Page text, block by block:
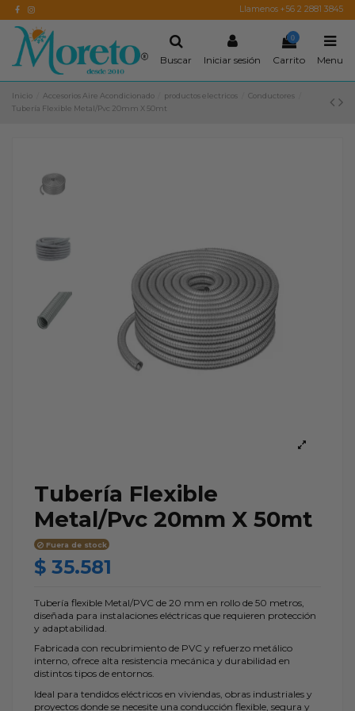
Llamenos +56 2 2881 3845
Buscar Iniciar sesión
0
Carrito Menu
Inicio Accesorios Aire Acondicionado productos electricos
Conductores
Tubería Flexible Metal/Pvc 20mm X 50mt
Tubería Flexible
Metal/Pvc 20mm X 50mt
Fuera de stock
$ 35.581
Tubería flexible Metal/PVC de 20 mm en rollo de 50 metros,
diseñada para instalaciones eléctricas que requieren protección
y adaptabilidad.
Fabricada con recubrimiento de PVC y refuerzo metálico
interno, ofrece alta resistencia mecánica y durabilidad en
distintos tipos de entornos.
Ideal para tendidos eléctricos en viviendas, obras industriales y
proyectos donde se necesite una conducción flexible, segura y